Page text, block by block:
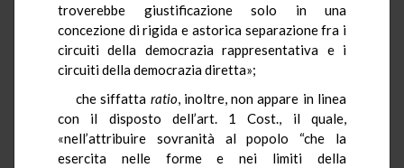
troverebbe giustificazione solo in una
concezione di rigida e astorica separazione fra i
circuiti della democrazia rappresentativa e i
circuiti della democrazia diretta»;
che siffatta ratio, inoltre, non appare in linea
con il disposto dell’art. 1 Cost., il quale,
«nell’attribuire sovranità al popolo “che la
esercita nelle forme e nei limiti della